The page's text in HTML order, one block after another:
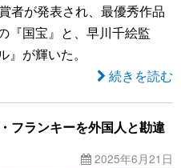
者が発表され、最優秀作品
『国宝』と、早川千絵監
が輝いた。
続きを読む
フランキーを外国人と勘違
2025年6月21日